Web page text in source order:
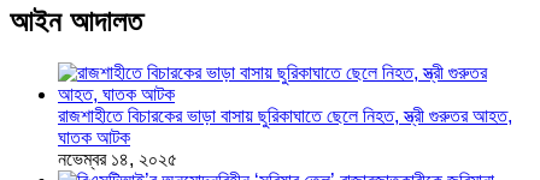
আইন আদালত
রাজশাহীতে বিচারকের ভাড়া বাসায় ছুরিকাঘাতে ছেলে নিহত, স্ত্রী গুরুতর আহত,
ঘাতক আটক
নভেম্বর ১৪, ২০২৫